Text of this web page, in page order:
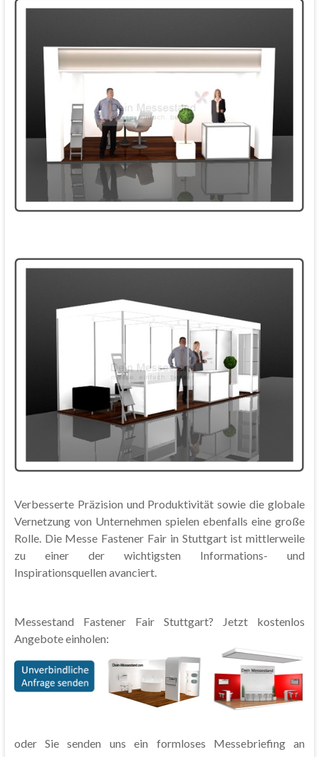
Verbesserte Präzision und Produktivität sowie die globale
Vernetzung von Unternehmen spielen ebenfalls eine große
Rolle. Die Messe Fastener Fair in Stuttgart ist mittlerweile
zu einer der wichtigsten Informations- und
Inspirationsquellen avanciert.
Messestand Fastener Fair Stuttgart? Jetzt kostenlos
Angebote einholen:
oder Sie senden uns ein formloses Messebriefing an